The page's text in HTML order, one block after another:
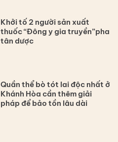
Khởi tố 2 người sản xuất
thuốc “Đông y gia truyền”pha
tân dược
Quần thể bò tót lai độc nhất ở
Khánh Hòa cần thêm giải
pháp để bảo tồn lâu dài